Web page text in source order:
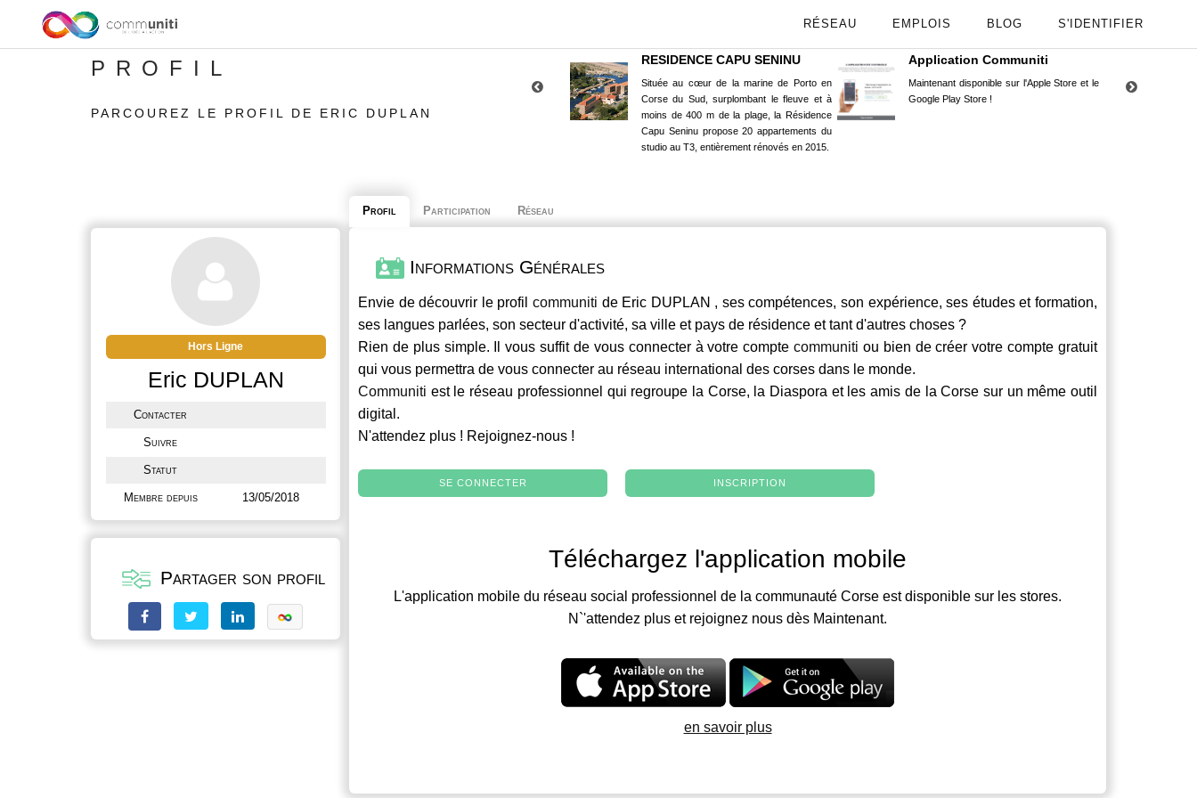
RÉSEAU EMPLOIS BLOG S'IDENTIFIER
PROFIL
PARCOUREZ LE PROFIL DE ERIC DUPLAN
RESIDENCE CAPU SENINU
Située au cœur de la marine de Porto en
Corse du Sud, surplombant le fleuve et à
moins de 400 m de la plage, la Résidence
Capu Seninu propose 20 appartements du
studio au T3, entièrement rénovés en 2015.
Application Communiti
Maintenant disponible sur l'Apple Store et le
Google Play Store !
Hors Ligne
Eric DUPLAN
Contacter
Suivre
Statut
Membre depuis 13/05/2018
Partager son profil
Profil Participation Réseau
Informations Générales
Envie de découvrir le profil communiti de Eric DUPLAN , ses compétences, son expérience, ses études et formation,
ses langues parlées, son secteur d'activité, sa ville et pays de résidence et tant d'autres choses ?
Rien de plus simple. Il vous suffit de vous connecter à votre comptecommuniti ou bien de créer votre compte gratuit
qui vous permettra de vous connecter au réseau international des corses dans le monde.
Communiti est le réseau professionnel qui regroupe la Corse, la Diaspora et les amis de la Corse sur un même outil
digital.
N'attendez plus ! Rejoignez-nous !
SE CONNECTER INSCRIPTION
Téléchargez l'application mobile
L'application mobile du réseau social professionnel de la communauté Corse est disponible sur les stores.
N`'attendez plus et rejoignez nous dès Maintenant.
en savoir plus